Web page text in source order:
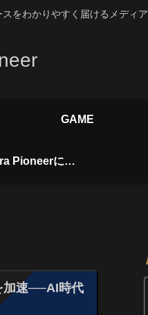
をわかりやすく届けるメディア
GAME
Digital Era Pioneerについて
加速──AI時代